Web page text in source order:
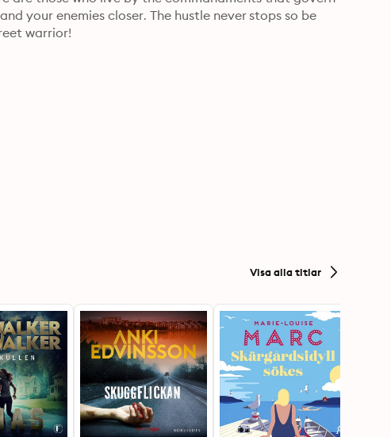
your enemies closer. The hustle never stops so be
warrior!
Visa alla titlar